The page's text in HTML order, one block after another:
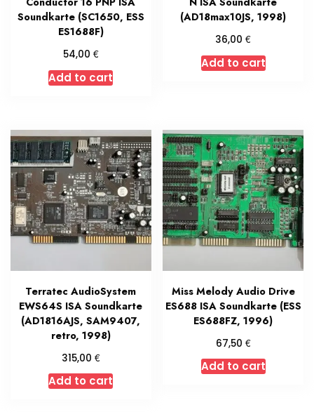
Soundkarte (SC1650, ESS
ES1688F)
54,00 €
Add to cart
(AD18max10JS, 1998)
36,00€
Add to cart
Terratec AudioSystem
EWS64S ISA Soundkarte
(AD1816AJS, SAM9407,
retro, 1998)
315,00 €
Add to cart
Miss Melody Audio Drive
ES688 ISA Soundkarte (ESS
ES688FZ, 1996)
67,50 €
Add to cart